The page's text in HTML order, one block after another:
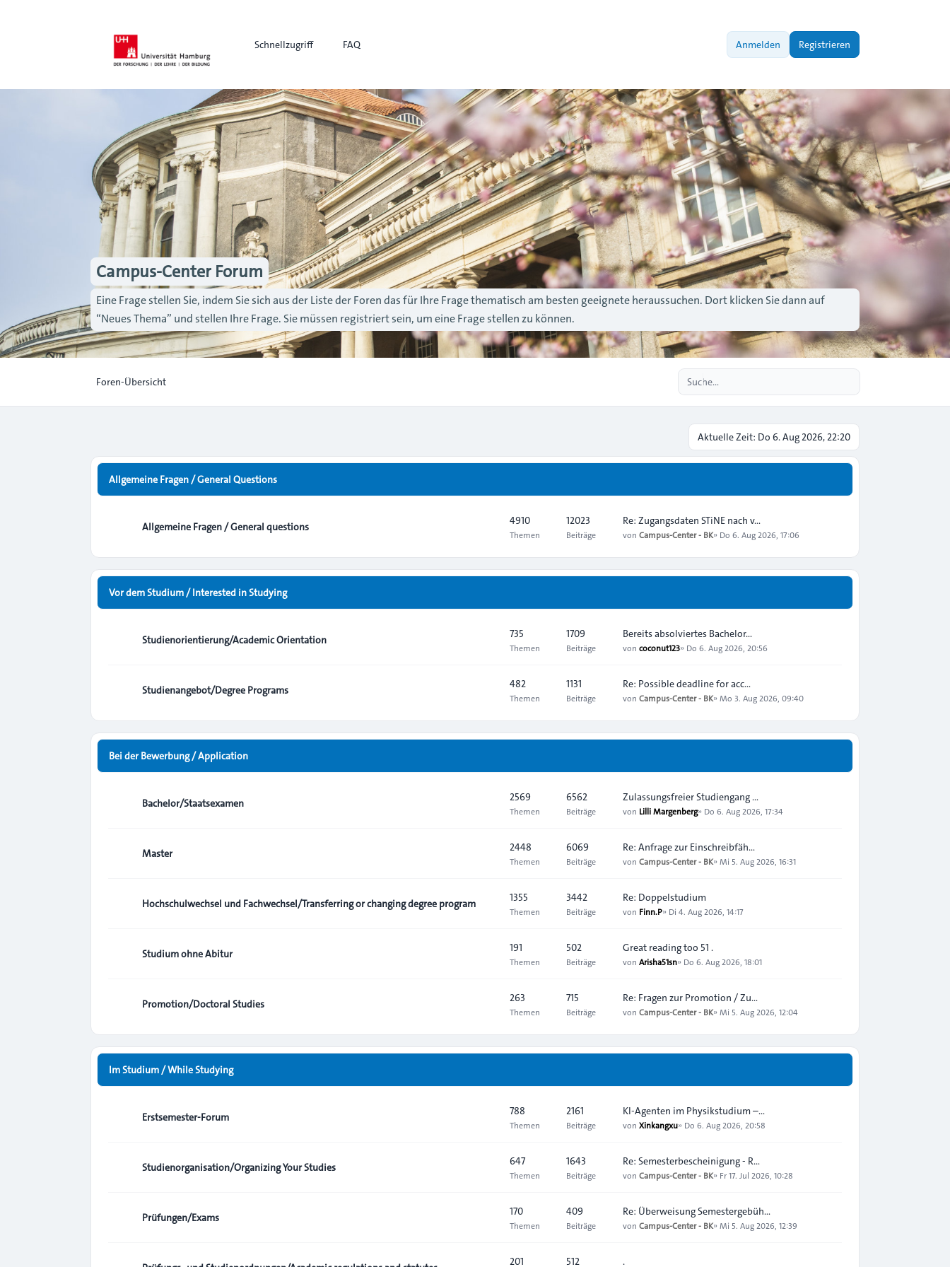
Schnellzugriff FAQ Anmelden Registrieren
Campus-Center Forum
Eine Frage stellen Sie, indem Sie sich aus der Liste der Foren das für Ihre Frage thematisch am besten geeignete heraussuchen. Dort klicken Sie dann auf
“Neues Thema” und stellen Ihre Frage. Sie müssen registriert sein, um eine Frage stellen zu können.
Foren-Übersicht
Aktuelle Zeit: Do 6. Aug 2026, 22:20
Allgemeine Fragen / General Questions
Allgemeine Fragen / General questions 4910
Themen
12023
Beiträge
Re: Zugangsdaten STiNE nach v…
von Campus-Center - BK» Do 6. Aug 2026, 17:06
Vor dem Studium / Interested in Studying
Studienorientierung/Academic Orientation 735
Themen
1709
Beiträge
Bereits absolviertes Bachelor…
von coconut123» Do 6. Aug 2026, 20:56
Studienangebot/Degree Programs 482
Themen
1131
Beiträge
Re: Possible deadline for acc…
von Campus-Center - BK» Mo 3. Aug 2026, 09:40
Bei der Bewerbung / Application
Bachelor/Staatsexamen 2569
Themen
6562
Beiträge
Zulassungsfreier Studiengang …
von Lilli Margenberg» Do 6. Aug 2026, 17:34
Master 2448
Themen
6069
Beiträge
Re: Anfrage zur Einschreibfäh…
von Campus-Center - BK» Mi 5. Aug 2026, 16:31
Hochschulwechsel und Fachwechsel/Transferring or changing degree program 1355
Themen
3442
Beiträge
Re: Doppelstudium
von Finn.P» Di 4. Aug 2026, 14:17
Studium ohne Abitur 191
Themen
502
Beiträge
Great reading too 51 .
von Arisha51sn» Do 6. Aug 2026, 18:01
Promotion/Doctoral Studies 263
Themen
715
Beiträge
Re: Fragen zur Promotion / Zu…
von Campus-Center - BK» Mi 5. Aug 2026, 12:04
Im Studium / While Studying
Erstsemester-Forum 788
Themen
2161
Beiträge
KI-Agenten im Physikstudium –…
von Xinkangxu» Do 6. Aug 2026, 20:58
Studienorganisation/Organizing Your Studies 647
Themen
1643
Beiträge
Re: Semesterbescheinigung - R…
von Campus-Center - BK» Fr 17. Jul 2026, 10:28
Prüfungen/Exams 170
Themen
409
Beiträge
Re: Überweisung Semestergebüh…
von Campus-Center - BK» Mi 5. Aug 2026, 12:39
201 512 .